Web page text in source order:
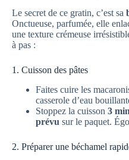
Le secret de ce gratin, c’est sa
Onctueuse, parfumée, elle
une texture crémeuse
à pas :
1. Cuisson des pâtes
Faites cuire les
casserole d’eau
Stoppez la cuisson 3
prévu sur le paquet.
2. Préparer une béchamel